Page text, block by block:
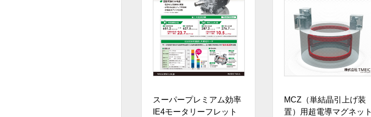
スーパープレミアム効率
IE4モータリーフレット
MCZ（単結晶引上げ装
置）用超電導マグネット